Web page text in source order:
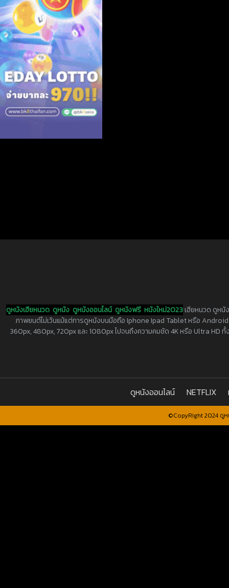
ดูหนังเฮียหนวด ดูหนัง ดูหนังออนไลน์ ดูหนังฟรี หนังใหม่2023เฮียหนวด ดูหนั
ภาพยนต์ไม่เว้นแม้แต่การดูหนังบนมือถือ Iphone Ipad Tablet หรือ
360px, 480px, 720px และ 1080px ไปจนถึงความคมชัด 4K หรือ Ultra HD
ดูหนังออนไลน์ NETFLIX
©CopyRight 2024 ดู